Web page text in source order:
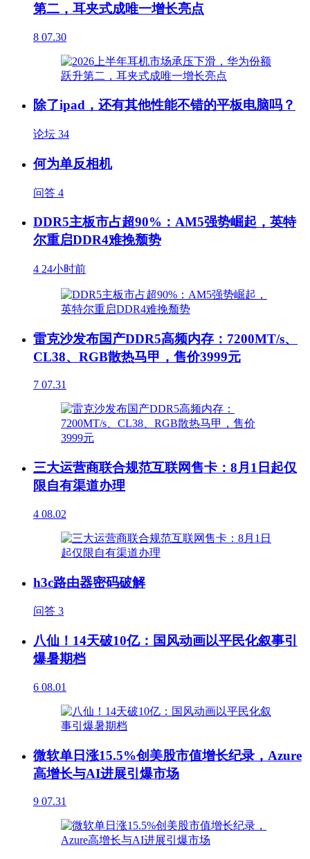
第二，耳夹式成唯一增长亮点
8 07.30
除了ipad，还有其他性能不错的平板电脑吗？
论坛 34
何为单反相机
问答 4
DDR5主板市占超90%：AM5强势崛起，英特
尔重启DDR4难挽颓势
4 24小时前
雷克沙发布国产DDR5高频内存：7200MT/s、
CL38、RGB散热马甲，售价3999元
7 07.31
三大运营商联合规范互联网售卡：8月1日起仅
限自有渠道办理
4 08.02
h3c路由器密码破解
问答 3
八仙！14天破10亿：国风动画以平民化叙事引
爆暑期档
6 08.01
微软单日涨15.5%创美股市值增长纪录，Azure
高增长与AI进展引爆市场
9 07.31